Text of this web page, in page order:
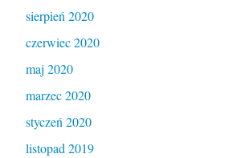
sierpień 2020
czerwiec 2020
maj 2020
marzec 2020
styczeń 2020
listopad 2019